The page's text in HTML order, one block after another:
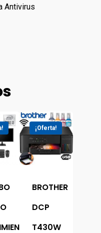
Antivirus
¡Oferta!
BROTHER
DCP
T430W
UPS
Portatiles
Televisores
Cámaras Y
Tecnica